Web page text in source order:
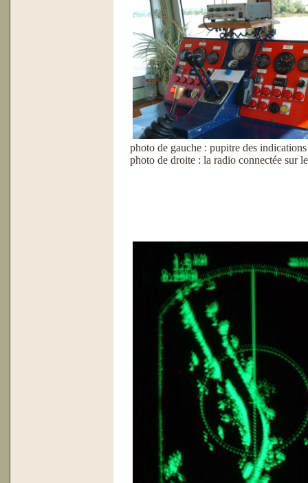
photo de gauche : pupitre des
photo de droite : la radio connectée sur